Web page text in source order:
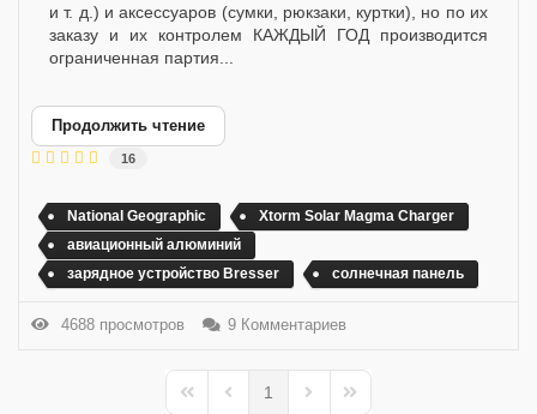
и т. д.) и аксессуаров (сумки, рюкзаки, куртки), но по их
заказу и их контролем КАЖДЫЙ ГОД производится
ограниченная партия...
Продолжить чтение
16
National Geographic
Xtorm Solar Magma Charger
авиационный алюминий
зарядное устройство Bresser
солнечная панель
4688 просмотров 9 Комментариев
First PagePrevious Page
1
Next PageLast Page